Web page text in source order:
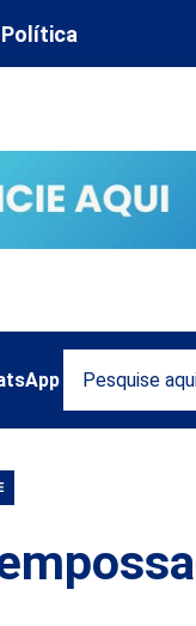
Política